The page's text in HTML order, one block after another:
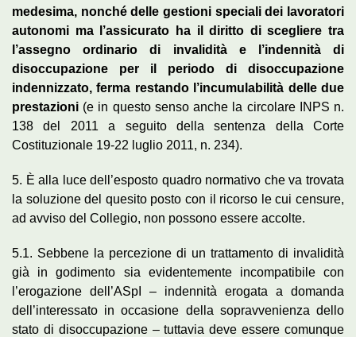
medesima, nonché delle gestioni speciali dei lavoratori
autonomi ma l’assicurato ha il diritto di scegliere tra
l’assegno ordinario di invalidità e l’indennità di
disoccupazione per il periodo di disoccupazione
indennizzato, ferma restando l’incumulabilità delle due
prestazioni (e in questo senso anche la circolare INPS n.
138 del 2011 a seguito della sentenza della Corte
Costituzionale 19-22 luglio 2011, n. 234).
5. È alla luce dell’esposto quadro normativo che va trovata
la soluzione del quesito posto con il ricorso le cui censure,
ad avviso del Collegio, non possono essere accolte.
5.1. Sebbene la percezione di un trattamento di invalidità
già in godimento sia evidentemente incompatibile con
l’erogazione dell’ASpI – indennità erogata a domanda
dell’interessato in occasione della sopravvenienza dello
stato di disoccupazione – tuttavia deve essere comunque